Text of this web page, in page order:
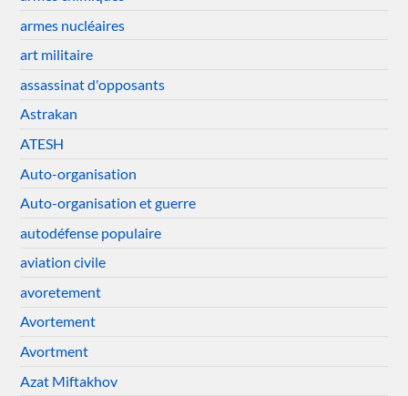
armes nucléaires
art militaire
assassinat d'opposants
Astrakan
ATESH
Auto-organisation
Auto-organisation et guerre
autodéfense populaire
aviation civile
avoretement
Avortement
Avortment
Azat Miftakhov